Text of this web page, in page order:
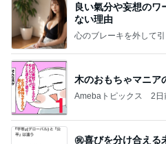
良い氣分や妄想のワ
ない理由
心のブレーキを外して
木のおもちゃマニア
Amebaトピックス 2日
㊗️喜びを分け合える